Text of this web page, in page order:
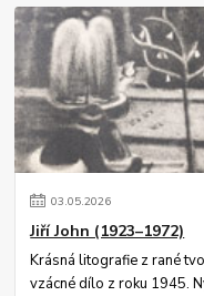
03.05.2026
Jiří John (1923–1972)
Krásná litografie z rané
vzácné dílo z roku 1945.